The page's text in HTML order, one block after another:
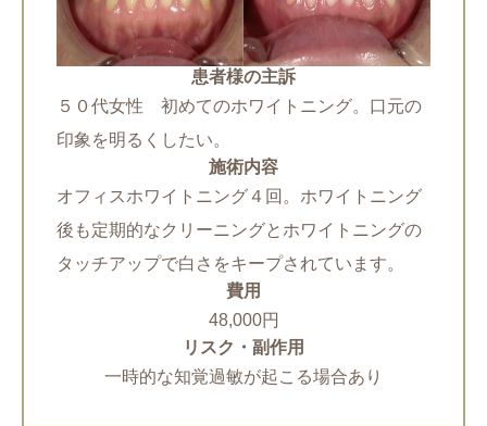
患者様の主訴
５０代女性 初めてのホワイトニング。口元の
印象を明るくしたい。
施術内容
オフィスホワイトニング４回。ホワイトニング
後も定期的なクリーニングとホワイトニングの
タッチアップで白さをキープされています。
費用
48,000円
リスク・副作用
一時的な知覚過敏が起こる場合あり